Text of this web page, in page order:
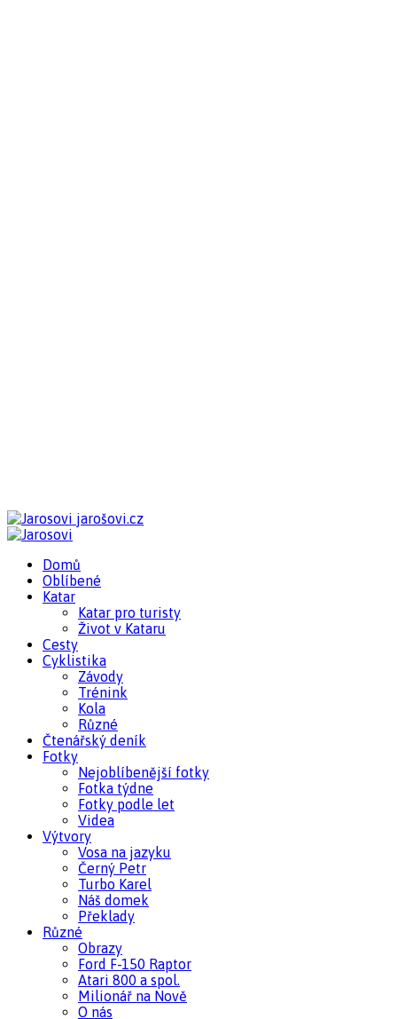
jarošovi.cz
Domů
Oblíbené
Katar
Katar pro turisty
Život v Kataru
Cesty
Cyklistika
Závody
Trénink
Kola
Různé
Čtenářský deník
Fotky
Nejoblíbenější fotky
Fotka týdne
Fotky podle let
Videa
Výtvory
Vosa na jazyku
Černý Petr
Turbo Karel
Náš domek
Překlady
Různé
Obrazy
Ford F-150 Raptor
Atari 800 a spol.
Milionář na Nově
O nás